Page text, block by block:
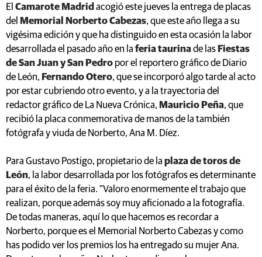
El Camarote Madrid acogió este jueves la entrega de placas
del Memorial Norberto Cabezas, que este año llega a su
vigésima edición y que ha distinguido en esta ocasión la labor
desarrollada el pasado año en la feria taurinade las Fiestas
de San Juan y San Pedro por el reportero gráfico de Diario
de León, Fernando Otero, que se incorporó algo tarde al acto
por estar cubriendo otro evento, y a la trayectoria del
redactor gráfico de La Nueva Crónica, Mauricio Peña, que
recibió la placa conmemorativa de manos de la también
fotógrafa y viuda de Norberto, Ana M. Díez.
Para Gustavo Postigo, propietario de la plaza de toros de
León, la labor desarrollada por los fotógrafos es determinante
para el éxito de la feria. "Valoro enormemente el trabajo que
realizan, porque además soy muy aficionado a la fotografía.
De todas maneras, aquí lo que hacemos es recordar a
Norberto, porque es el Memorial Norberto Cabezas y como
has podido ver los premios los ha entregado su mujer Ana.